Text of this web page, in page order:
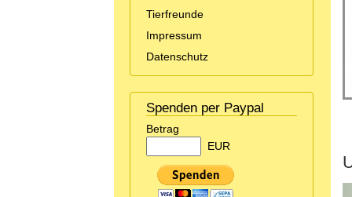
Tierfreunde
Impressum
Datenschutz
Spenden per Paypal
Betrag
EUR